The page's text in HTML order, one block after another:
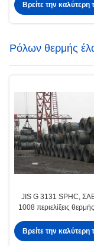
Βρείτε την καλύτερη
Ρόλων θερμής
JIS G 3131 SPHC,
1008 περιελίξεις
ΑΝΑΓΝΩΡΙΣΤΙΚΌ
Βρείτε την καλύτερη